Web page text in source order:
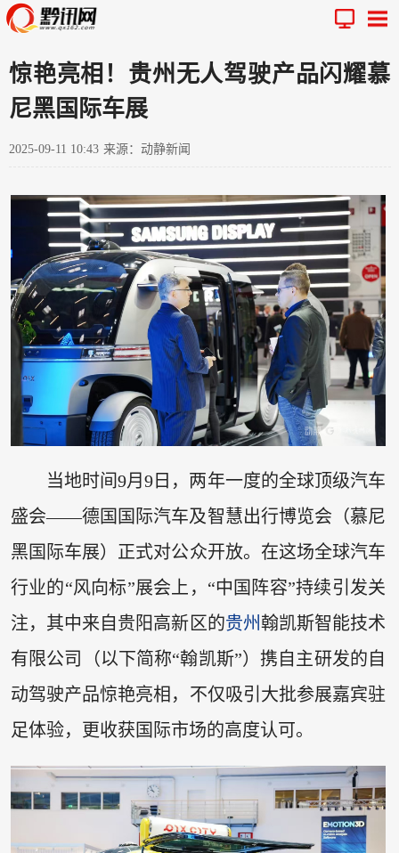
惊艳亮相！贵州无人驾驶产品闪耀慕
尼黑国际车展
2025-09-11 10:43 来源：动静新闻
当地时间9月9日，两年一度的全球顶级汽车
盛会——德国国际汽车及智慧出行博览会（慕尼
黑国际车展）正式对公众开放。在这场全球汽车
行业的“风向标”展会上，“中国阵容”持续引发关
注，其中来自贵阳高新区的贵州翰凯斯智能技术
有限公司（以下简称“翰凯斯”）携自主研发的自
动驾驶产品惊艳亮相，不仅吸引大批参展嘉宾驻
足体验，更收获国际市场的高度认可。